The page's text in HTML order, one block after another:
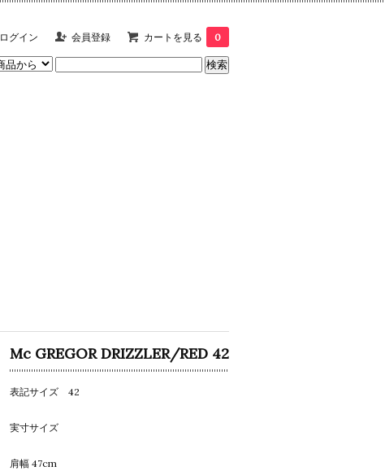
ログイン 会員登録 カートを見る 0
Mc GREGOR DRIZZLER/RED 42
表記サイズ 42
実寸サイズ
肩幅 47cm